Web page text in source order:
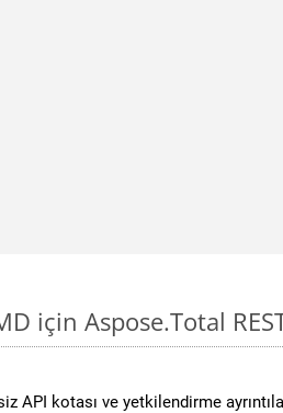
için Aspose.Total
API kotası ve yetkilendirme